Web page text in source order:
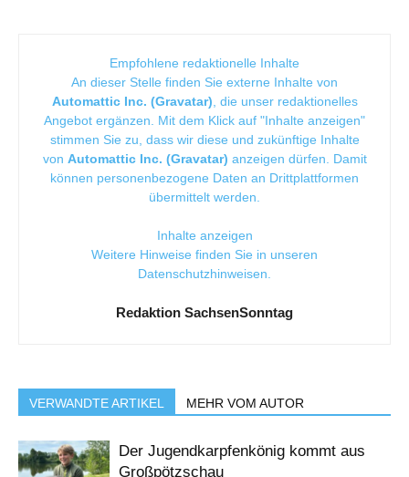
Empfohlene redaktionelle Inhalte
An dieser Stelle finden Sie externe Inhalte von
Automattic Inc. (Gravatar) , die unser redaktionelles
Angebot ergänzen. Mit dem Klick auf "Inhalte anzeigen"
stimmen Sie zu, dass wir diese und zukünftige Inhalte
von Automattic Inc. (Gravatar) anzeigen dürfen. Damit
können personenbezogene Daten an Drittplattformen
übermittelt werden.
Inhalte anzeigen
Weitere Hinweise finden Sie in unseren
Datenschutzhinweisen
Redaktion SachsenSonntag
VERWANDTE ARTIKEL MEHR VOM AUTOR
Der Jugendkarpfenkönig kommt aus
Großpötzschau